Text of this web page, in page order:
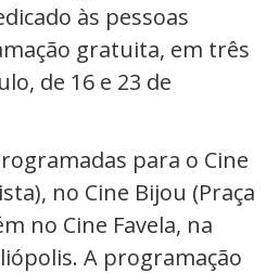
às pessoas
gratuita, em três
de 16 e 23 de
para o Cine
no Cine Bijou (Praça
no Cine Favela, na
A programação